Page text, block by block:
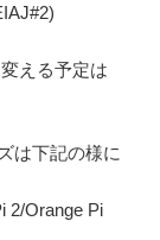
える予定は
は下記の様に
2/Orange Pi